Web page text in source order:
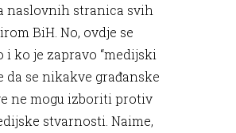
naslovnih stranica svih
BiH. No, ovdje se
i ko je zapravo “medijski
da se nikakve građanske
ne mogu izboriti protiv
stvarnosti. Naime,